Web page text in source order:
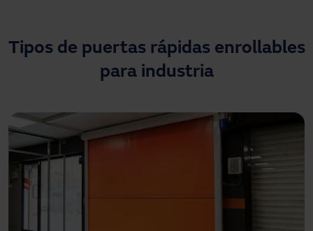
Descargas
Tipos de puertas rápidas enrollables
para industria